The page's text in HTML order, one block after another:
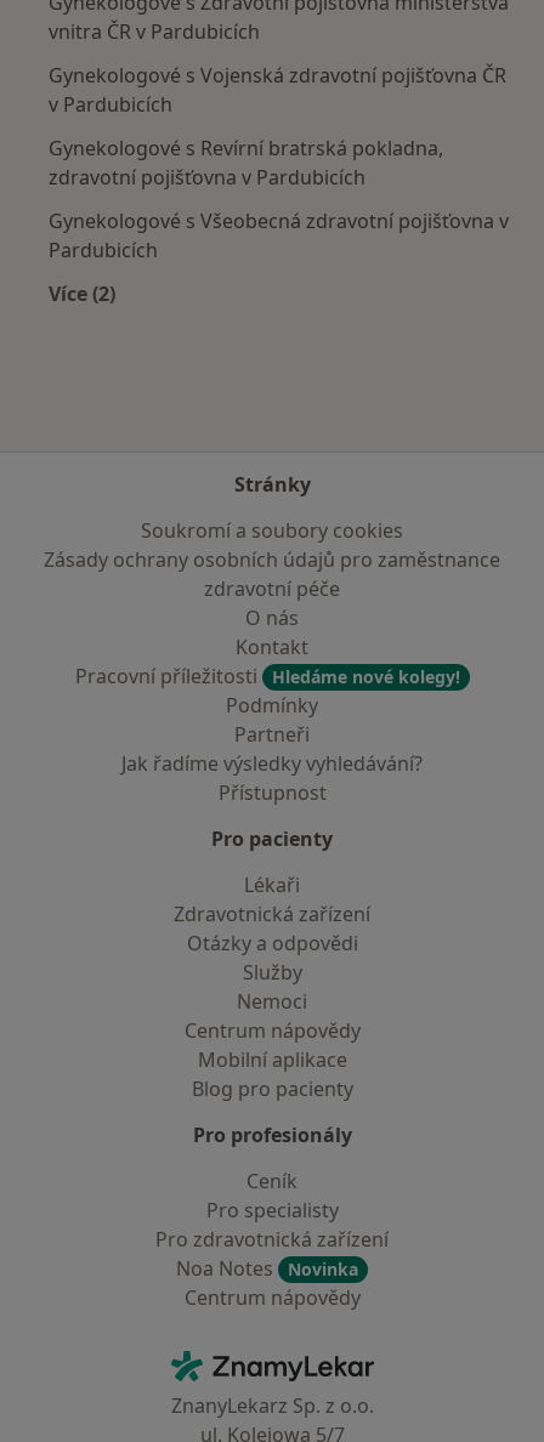
vnitra ČR v Pardubicích
Gynekologové s Vojenská zdravotní pojišťovna ČR
v Pardubicích
Gynekologové s Revírní bratrská pokladna,
zdravotní pojišťovna v Pardubicích
Gynekologové s Všeobecná zdravotní pojišťovna v
Pardubicích
Více (2)
Stránky
Soukromí a soubory cookies
Zásady ochrany osobních údajů pro zaměstnance
zdravotní péče
O nás
Kontakt
Pracovní příležitosti
Hledáme nové kolegy!
Podmínky
Partneři
Jak řadíme výsledky vyhledávání?
Přístupnost
Pro pacienty
Lékaři
Zdravotnická zařízení
Otázky a odpovědi
Služby
Nemoci
Centrum nápovědy
Mobilní aplikace
Blog pro pacienty
Pro profesionály
Ceník
Pro specialisty
Pro zdravotnická zařízení
Noa Notes
Novinka
Centrum nápovědy
ZnamyLekar - Hlavní stránka
ZnanyLekarz Sp. z o.o.
ul. Kolejowa 5/7